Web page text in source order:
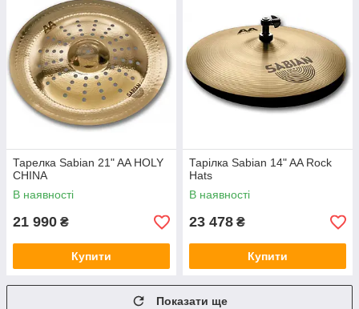
Тарелка Sabian 21" AA HOLY
CHINA
В наявності
21 990 ₴
Купити
Тарілка Sabian 14" AA Rock
Hats
В наявності
23 478 ₴
Купити
Показати ще